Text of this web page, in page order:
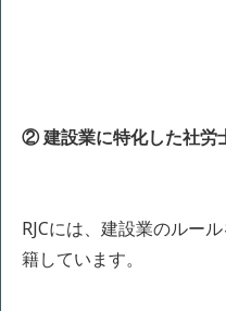
② 建設業に特化した社労
RJCには、建設業のルー
籍しています。